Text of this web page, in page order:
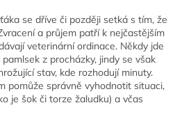
se dříve či později setká s tím, že
a průjem patří k nejčastějším
veterinární ordinace. Někdy jde
z procházky, jindy se však
stav, kde rozhodují minuty.
pomůže správně vyhodnotit situaci,
je šok či torze žaludku) a včas